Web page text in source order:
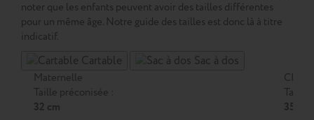
noter que les enfants peuvent avoir des tailles différentes
pour un même âge. Notre guide des tailles est donc là à titre
indicatif.
Cartable Sac à dos
Maternelle
Taille préconisée :
32 cm
CP
Taille
35 cm